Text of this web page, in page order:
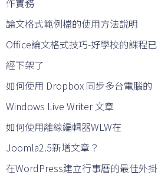
作實務
論文格式範例檔的使用方法說明
Office論文格式技巧-好學校的課程已
經下架了
如何使用 Dropbox 同步多台電腦的
Windows Live Writer 文章
如何使用離線編輯器WLW在
Joomla2.5新增文章？
在WordPress建立行事曆的最佳外掛